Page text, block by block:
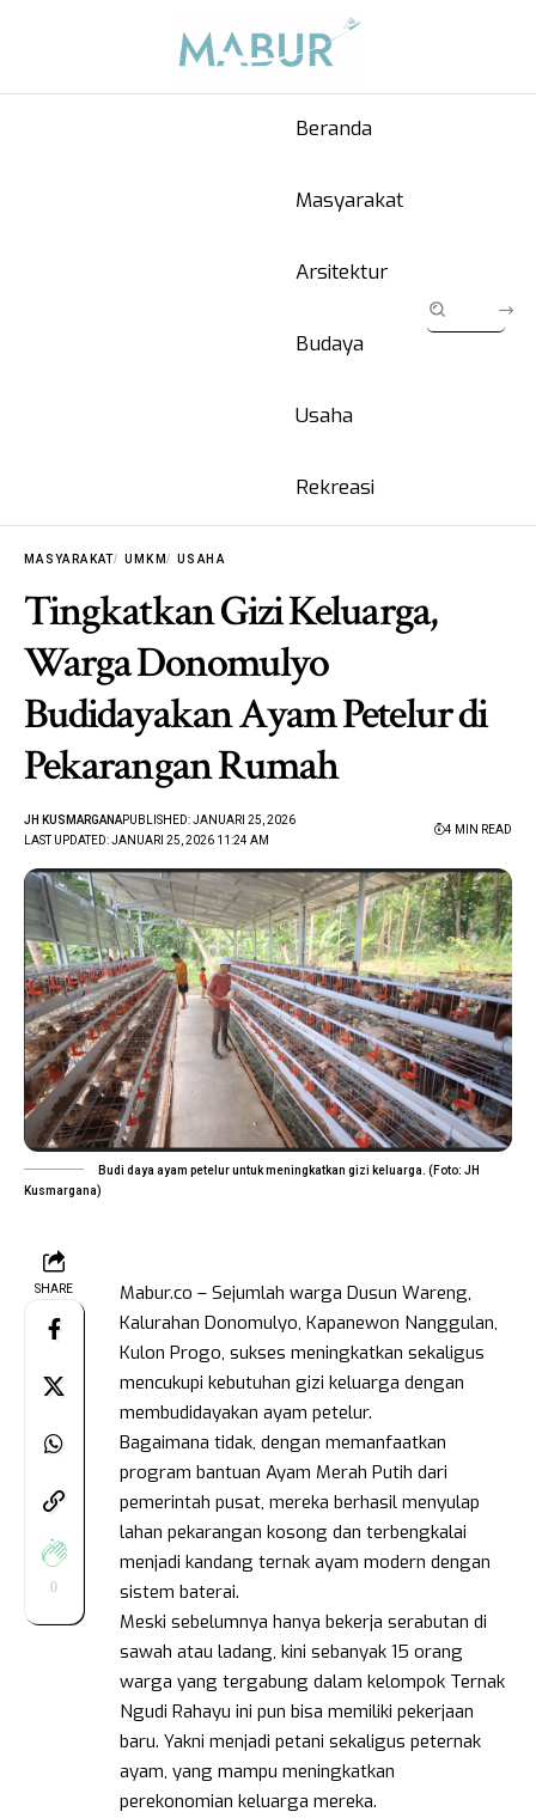
Beranda
Masyarakat
Arsitektur
Budaya
Usaha
Rekreasi
MASYARAKAT UMKM USAHA
Tingkatkan Gizi Keluarga,
Warga Donomulyo
Budidayakan Ayam Petelur di
Pekarangan Rumah
LAST UPDATED: JANUARI 25, 2026 11:24 AM
JH KUSMARGANAPUBLISHED: JANUARI 25, 2026
4 MIN READ
Budi daya ayam petelur untuk meningkatkan gizi keluarga. (Foto: JH
Kusmargana)
SHARE
0
Mabur.co – Sejumlah warga Dusun Wareng,
Kalurahan Donomulyo, Kapanewon Nanggulan,
Kulon Progo, sukses meningkatkan sekaligus
mencukupi kebutuhan gizi keluarga dengan
membudidayakan ayam petelur.
Bagaimana tidak, dengan memanfaatkan
program bantuan Ayam Merah Putih dari
pemerintah pusat, mereka berhasil menyulap
lahan pekarangan kosong dan terbengkalai
menjadi kandang ternak ayam modern dengan
sistem baterai.
Meski sebelumnya hanya bekerja serabutan di
sawah atau ladang, kini sebanyak 15 orang
warga yang tergabung dalam kelompok Ternak
Ngudi Rahayu ini pun bisa memiliki pekerjaan
baru. Yakni menjadi petani sekaligus peternak
ayam, yang mampu meningkatkan
perekonomian keluarga mereka.